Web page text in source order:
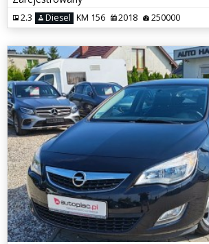
2.3 Diesel KM 156 2018 250000